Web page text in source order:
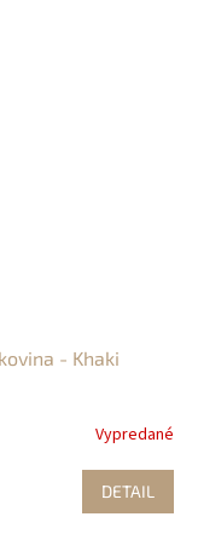
- Khaki
Vypredané
DETAIL